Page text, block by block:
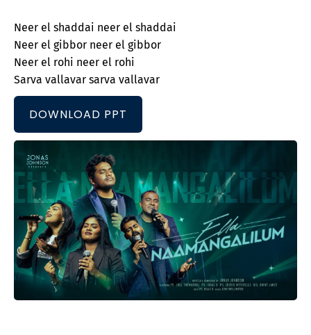
Neer el shaddai neer el shaddai
Neer el gibbor neer el gibbor
Neer el rohi neer el rohi
Sarva vallavar sarva vallavar
DOWNLOAD PPT